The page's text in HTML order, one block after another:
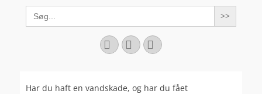
Search
for:
Facebook
YouTubeInstagram
Har du haft en vandskade, og har du fået